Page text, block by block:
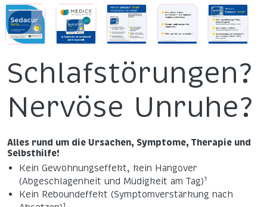
Schlafstörungen?
Nervöse Unruhe?
Alles rund um die Ursachen, Symptome, Therapie und
Selbsthilfe!
Kein Gewöhnungseffekt, kein Hangover
(Abgeschlagenheit und Müdigkeit am Tag)1
Kein Reboundeffekt (Symptomverstärkung nach
1